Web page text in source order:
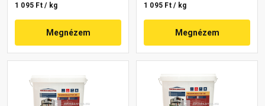
1 095 Ft / kg
Megnézem
1 095 Ft / kg
Megnézem